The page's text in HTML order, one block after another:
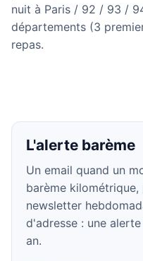
nuit à Paris / 92 / 93 /
départements (3
repas.
L'alerte barème
Un email quand un
barème
newsletter
d'adresse : une
an.